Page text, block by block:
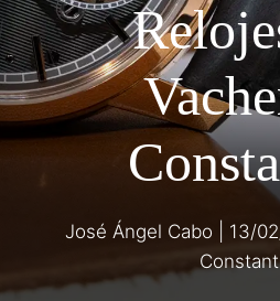
José Ángel Cabo 13/